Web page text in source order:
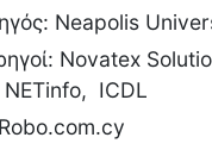
Neapolis
Novatex
ICDL